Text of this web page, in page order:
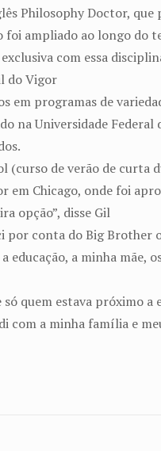
Philosophy Doctor,
ampliado ao longo do
com essa
do Vigor
em programas de
na Universidade
(curso de verão de curta
em Chicago, onde foi
opção”, disse Gil
por conta do Big
educação, a minha
quem estava próximo
com a minha família e